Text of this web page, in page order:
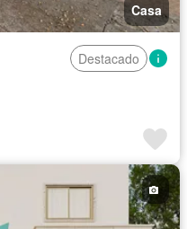
Casa
Destacado